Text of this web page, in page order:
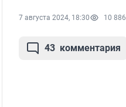
7 августа 2024, 18:30 10 886
43 комментария